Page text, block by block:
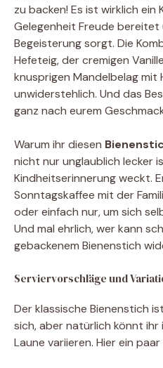
zu backen! Es ist wirklich ein
Gelegenheit Freude
Begeisterung sorgt. Die
Hefeteig, der cremigen
knusprigen Mandelbelag mit
unwiderstehlich. Und das
ganz nach eurem
Warum ihr diesen
nicht nur unglaublich lecker
Kindheitserinnerung weckt.
Sonntagskaffee mit der
oder einfach nur, um sich
Und mal ehrlich, wer kann
gebackenem Bienenstich
Serviervorschläge und
Der klassische Bienenstich
sich, aber natürlich könnt ihr
Laune variieren. Hier ein paar